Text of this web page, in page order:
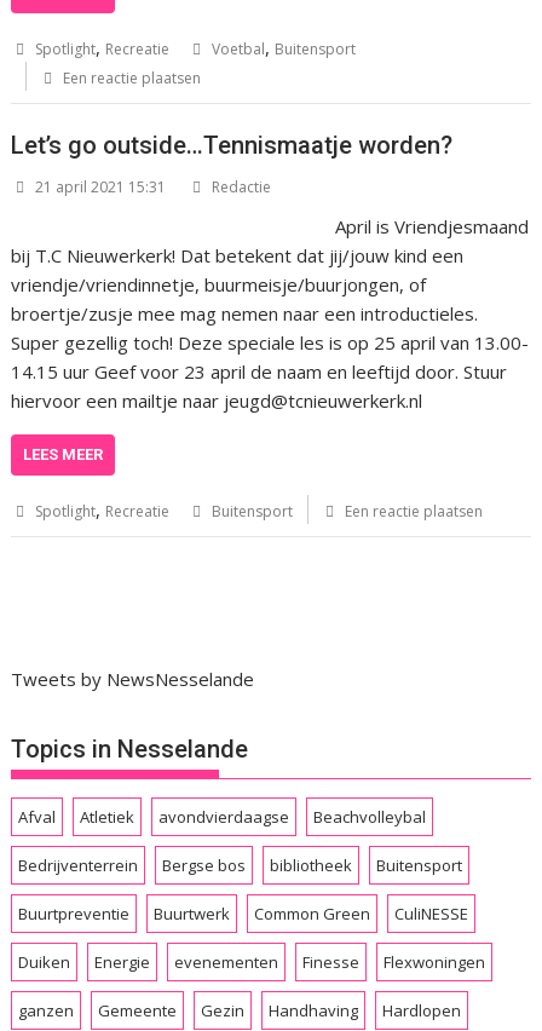
Spotlight, Recreatie Voetbal, Buitensport
Een reactie plaatsen
Let’s go outside…Tennismaatje worden?
21 april 2021 15:31 Redactie
April is Vriendjesmaand
bij T.C Nieuwerkerk! Dat betekent dat jij/jouw kind een
vriendje/vriendinnetje, buurmeisje/buurjongen, of
broertje/zusje mee mag nemen naar een introductieles.
Super gezellig toch! Deze speciale les is op 25 april van 13.00-
14.15 uur Geef voor 23 april de naam en leeftijd door. Stuur
hiervoor een mailtje naar jeugd@tcnieuwerkerk.nl
LEES MEER
Spotlight, Recreatie Buitensport Een reactie plaatsen
Tweets by NewsNesselande
Topics in Nesselande
Afval Atletiek avondvierdaagse Beachvolleybal
Bedrijventerrein Bergse bos bibliotheek Buitensport
Buurtpreventie Buurtwerk Common Green CuliNESSE
Duiken Energie evenementen Finesse Flexwoningen
ganzen Gemeente Gezin Handhaving Hardlopen